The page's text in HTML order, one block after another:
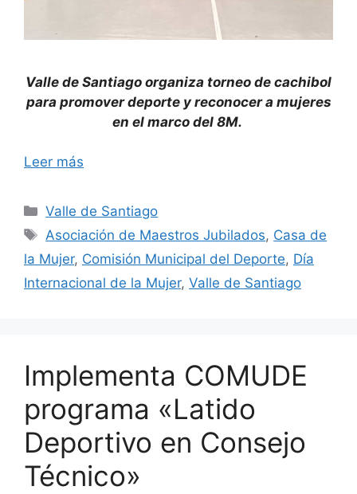
Valle de Santiago organiza torneo de cachibol
para promover deporte y reconocer a mujeres
en el marco del 8M.
Leer más
Categorías
Valle de Santiago
Etiquetas
Asociación de Maestros Jubilados, Casa de
la Mujer, Comisión Municipal del Deporte, Día
Internacional de la Mujer, Valle de Santiago
Implementa COMUDE
programa «Latido
Deportivo en Consejo
Técnico»